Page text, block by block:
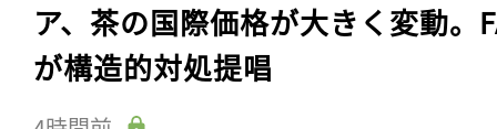
ア、茶の国際価格が大きく変動。
が構造的対処提唱